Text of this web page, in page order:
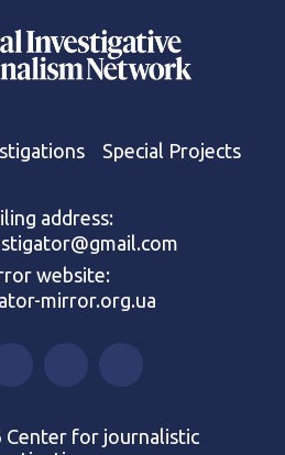
Special Projects
address:
website:
mirror.org.ua
Center for journalistic